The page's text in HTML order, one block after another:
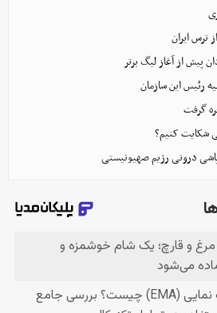
ترس ایران
پیش از آغاز لیگ برتر
رئیس این سازمان
گرفت
شکایت کنیم؟
درونی رژیم صهیونیستی